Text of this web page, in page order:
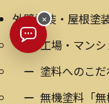
外壁塗装・屋根塗
工場・マン
塗料へのこだ
無機塗料「無
×